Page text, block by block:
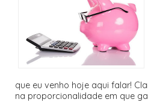
que eu venho hoje aqui falar!
na proporcionalidade em que